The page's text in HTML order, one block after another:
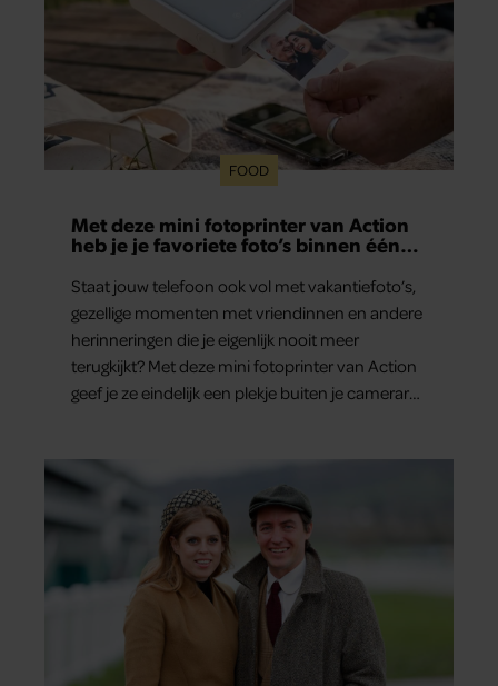
FOOD
Met deze mini fotoprinter van Action
heb je je favoriete foto’s binnen één
Staat jouw telefoon ook vol met vakantiefoto’s,
gezellige momenten met vriendinnen en andere
herinneringen die je eigenlijk nooit meer
terugkijkt? Met deze mini fotoprinter van Action
geef je ze eindelijk een plekje buiten je camerarol.